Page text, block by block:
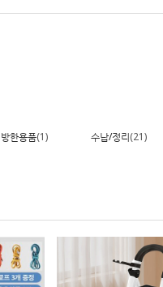
방한용품(1) 수납/정리(21)